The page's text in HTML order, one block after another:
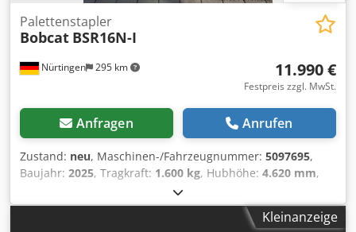
Nürtingen 295 km
Palettenstapler
Bobcat BSR16N-I
11.990 €
Festpreis zzgl. MwSt.
Anfragen Anrufen
Zustand: neu, Maschinen-/Fahrzeugnummer: 5097695,
Baujahr: 2025, Tragkraft: 1.600 kg, Hubhöhe: 4.620 mm,
, Lastschwerpunkt:
Kraftstofftyp:elektrisch, Masttyp:Triplex, Bauhöhe:2.120
, Gabellänge: 1.150 mm,
Kleinanzeige